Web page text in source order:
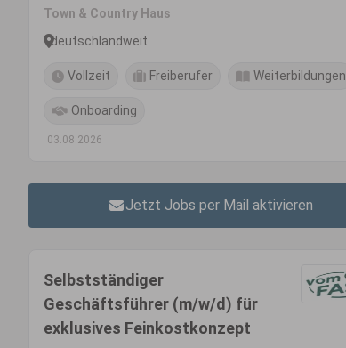
Town & Country Haus
deutschlandweit
Vollzeit Freiberufer Weiterbildungen
Onboarding
03.08.2026
Jetzt Jobs per Mail aktivieren
Selbstständiger
Geschäftsführer (m/w/d) für
exklusives Feinkostkonzept